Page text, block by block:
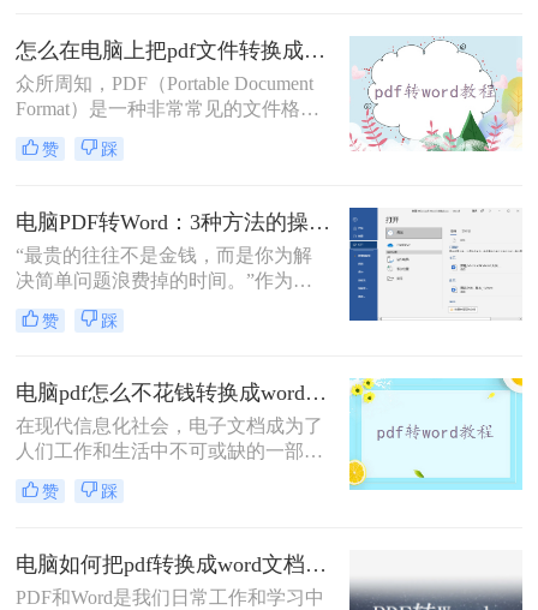
和编辑。那么电脑怎么把pdf转换成
word呢？本文将为您介绍几种方法和
工具，让您轻松实现这个目标。
怎么在电脑上把pdf文件转换成word？看看这二个方法!
众所周知，PDF（Portable Document
Format）是一种非常常见的文件格
式，而Word文档则是我们经常使用的
编辑和排版工具。如果你遇到了需要
你可能会有一些困扰。那么怎么在电
脑上把pdf文件转换成word呢？本文将
向你介绍一些简便的方法，让你可以
轻松地在电脑上进行PDF到Word的转
换。
赞 踩
电脑PDF转Word：3种方法的操作步骤和常见报错处理！
“最贵的往往不是金钱，而是你为解
决简单问题浪费掉的时间。”作为专
注电脑办公软件测评多年的博
主，“电脑怎么将pdf转换成word免
背后，是无数职场人和内容创作者面
对合同、报告、文献时，渴望高效提
取、编辑信息的真切需求。
赞 踩
电脑pdf怎么不花钱转换成word？试试这三个工具！
在现代信息化社会，电子文档成为了
人们工作和生活中不可或缺的一部
分。特别是PDF格式的文档，由于其
跨平台和文档保真度高等特点，广泛
需要将PDF文档转换成Word文档，以
便于编辑和修改。那么，电脑pdf怎么
不花钱转换成word呢？接下来，我将
赞 踩
电脑如何把pdf转换成word文档？试试这个方法吧！
PDF和Word是我们日常工作和学习中